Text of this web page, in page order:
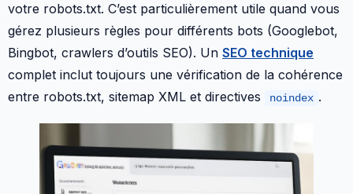
votre robots.txt. C’est particulièrement utile quand vous
gérez plusieurs règles pour différents bots (Googlebot,
Bingbot, crawlers d’outils SEO). Un SEO technique
complet inclut toujours une vérification de la cohérence
entre robots.txt, sitemap XML et directives
noindex .